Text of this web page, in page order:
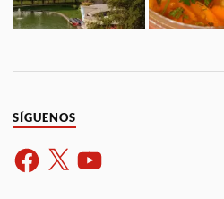
SÍGUENOS